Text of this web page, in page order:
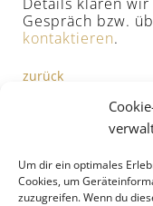
Um dir ein optimales
Cookies, um
zuzugreifen. Wenn du
Gespräch bzw.
kontaktieren.
zurück